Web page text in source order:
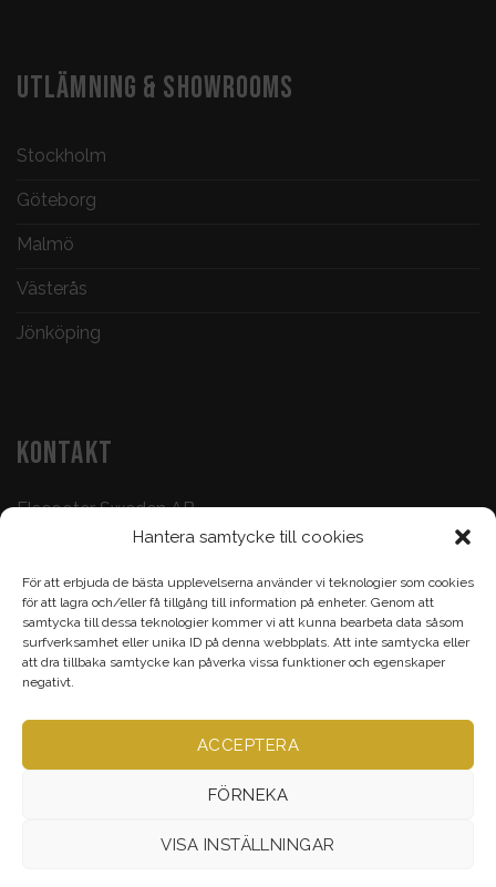
Hantera samtycke till cookies
För att erbjuda de bästa upplevelserna använder vi teknologier som cookies
för att lagra och/eller få tillgång till information på enheter. Genom att
samtycka till dessa teknologier kommer vi att kunna bearbeta data såsom
surfverksamhet eller unika ID på denna webbplats. Att inte samtycka eller
att dra tillbaka samtycke kan påverka vissa funktioner och egenskaper
negativt.
ACCEPTERA
FÖRNEKA
VISA INSTÄLLNINGAR
UTLÄMNING & SHOWROOMS
Stockholm
Göteborg
Malmö
Västerås
Jönköping
KONTAKT
Elscooter Sweden AB
073-500 47 72
Köp & Frågor: 070-395 17 93
Epost:
info@elscootersweden.com
Brunnsgatan 7, Jönköping
Alla rättigheter bevarade ©Elscootersweden.com2026
TILLBEHÖR & RESERVDELAR ELCYKEL